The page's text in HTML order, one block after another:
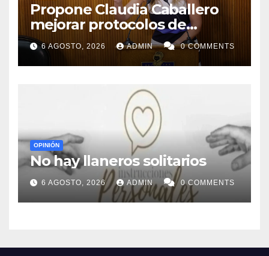
Propone Claudia Caballero
mejorar protocolos de
seguridad en planteles
educativos
6 AGOSTO, 2026 ADMIN 0 COMMENTS
OPINIÓN
No hay llaneros solitarios
6 AGOSTO, 2026 ADMIN 0 COMMENTS